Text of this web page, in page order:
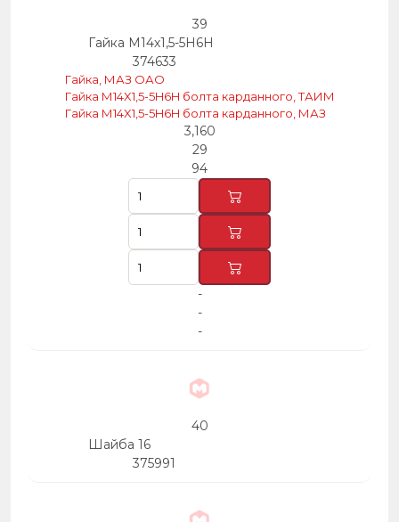
39
Гайка М14х1,5-5Н6Н
374633
Гайка, МАЗ ОАО
Гайка М14X1,5-5H6H болта карданного, ТАИМ
Гайка М14X1,5-5H6H болта карданного, МАЗ
3,160
29
94
-
-
-
40
Шайба 16
375991